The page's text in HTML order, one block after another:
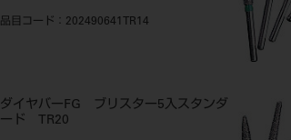
品目コード ：202490641TR14
ダイヤバーFG ブリスター5入スタンダ
ード TR20